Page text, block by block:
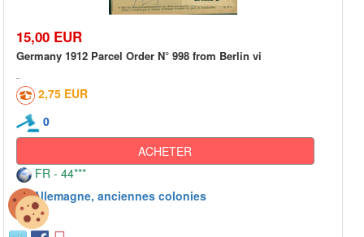
15,00 EUR
Germany 1912 Parcel Order N° 998 from Berlin vi
2,75 EUR
0
ACHETER
FR - 44***
Allemagne, anciennes colonies